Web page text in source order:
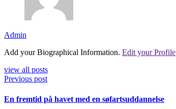
Admin
Add your Biographical Information. Edit your Profile
view all posts
Previous post
En fremtid på havet med en søfartsuddannelse